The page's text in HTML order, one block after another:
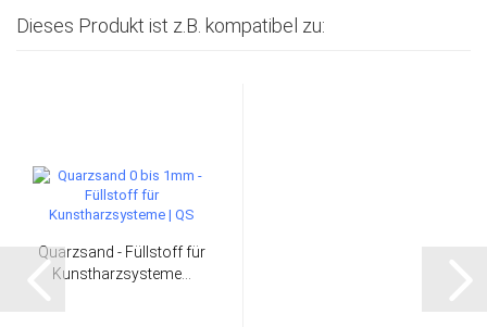
Dieses Produkt ist z.B. kompatibel zu:
Quarzsand - Füllstoff für
Kunstharzsysteme...